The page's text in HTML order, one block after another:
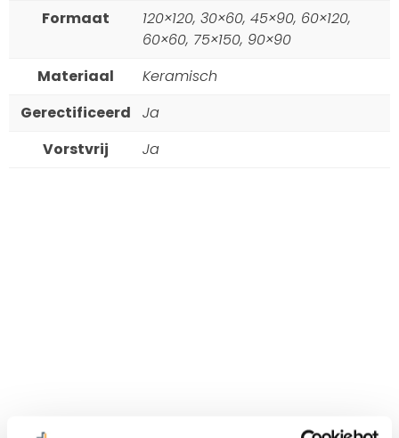
Formaat
120×120, 30×60, 45×90, 60×120,
60×60, 75×150, 90×90
Materiaal
Keramisch
Gerectificeerd
Ja
Vorstvrij
Ja